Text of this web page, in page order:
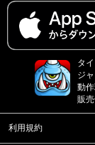
タ
ジ
動
販
利用規約